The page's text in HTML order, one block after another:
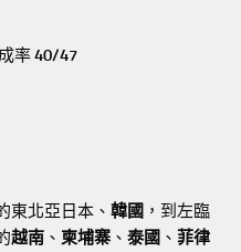
率40/47
東北亞日本、 韓國 ，到左臨
越南 、 柬埔寨 、 泰國 、 菲律